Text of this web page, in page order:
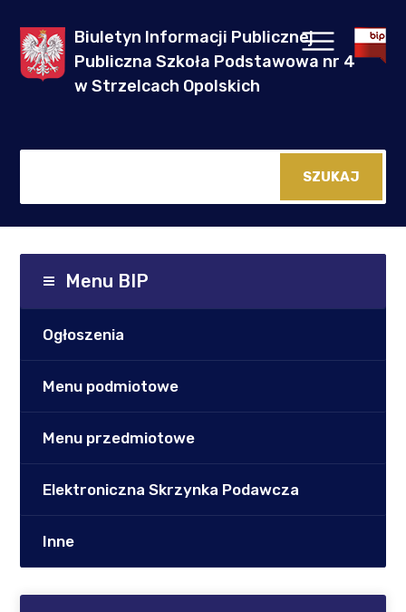
Biuletyn Informacji Publicznej
Publiczna Szkoła Podstawowa nr 4
w Strzelcach Opolskich
Menu BIP
Ogłoszenia
Menu podmiotowe
Menu przedmiotowe
Elektroniczna Skrzynka Podawcza
Inne